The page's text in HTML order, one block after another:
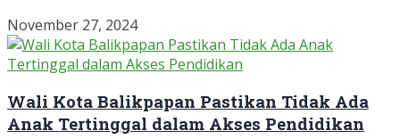
November 27, 2024
Wali Kota Balikpapan Pastikan Tidak Ada
Anak Tertinggal dalam Akses Pendidikan